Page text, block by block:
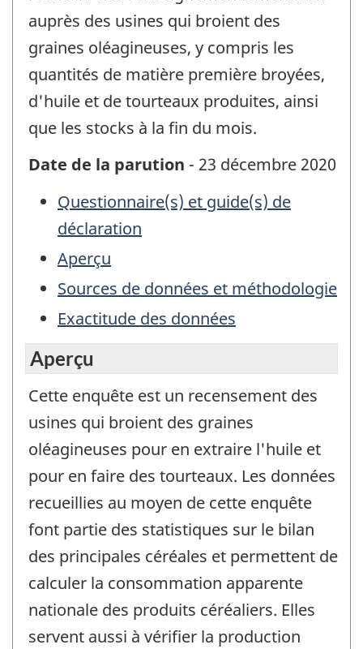
auprès des usines qui broient des
graines oléagineuses, y compris les
quantités de matière première broyées,
d'huile et de tourteaux produites, ainsi
que les stocks à la fin du mois.
Date de la parution - 23 décembre 2020
Questionnaire(s) et guide(s) de
déclaration
Aperçu
Sources de données et méthodologie
Exactitude des données
Aperçu
Cette enquête est un recensement des
usines qui broient des graines
oléagineuses pour en extraire l'huile et
pour en faire des tourteaux. Les données
recueillies au moyen de cette enquête
font partie des statistiques sur le bilan
des principales céréales et permettent de
calculer la consommation apparente
nationale des produits céréaliers. Elles
servent aussi à vérifier la production